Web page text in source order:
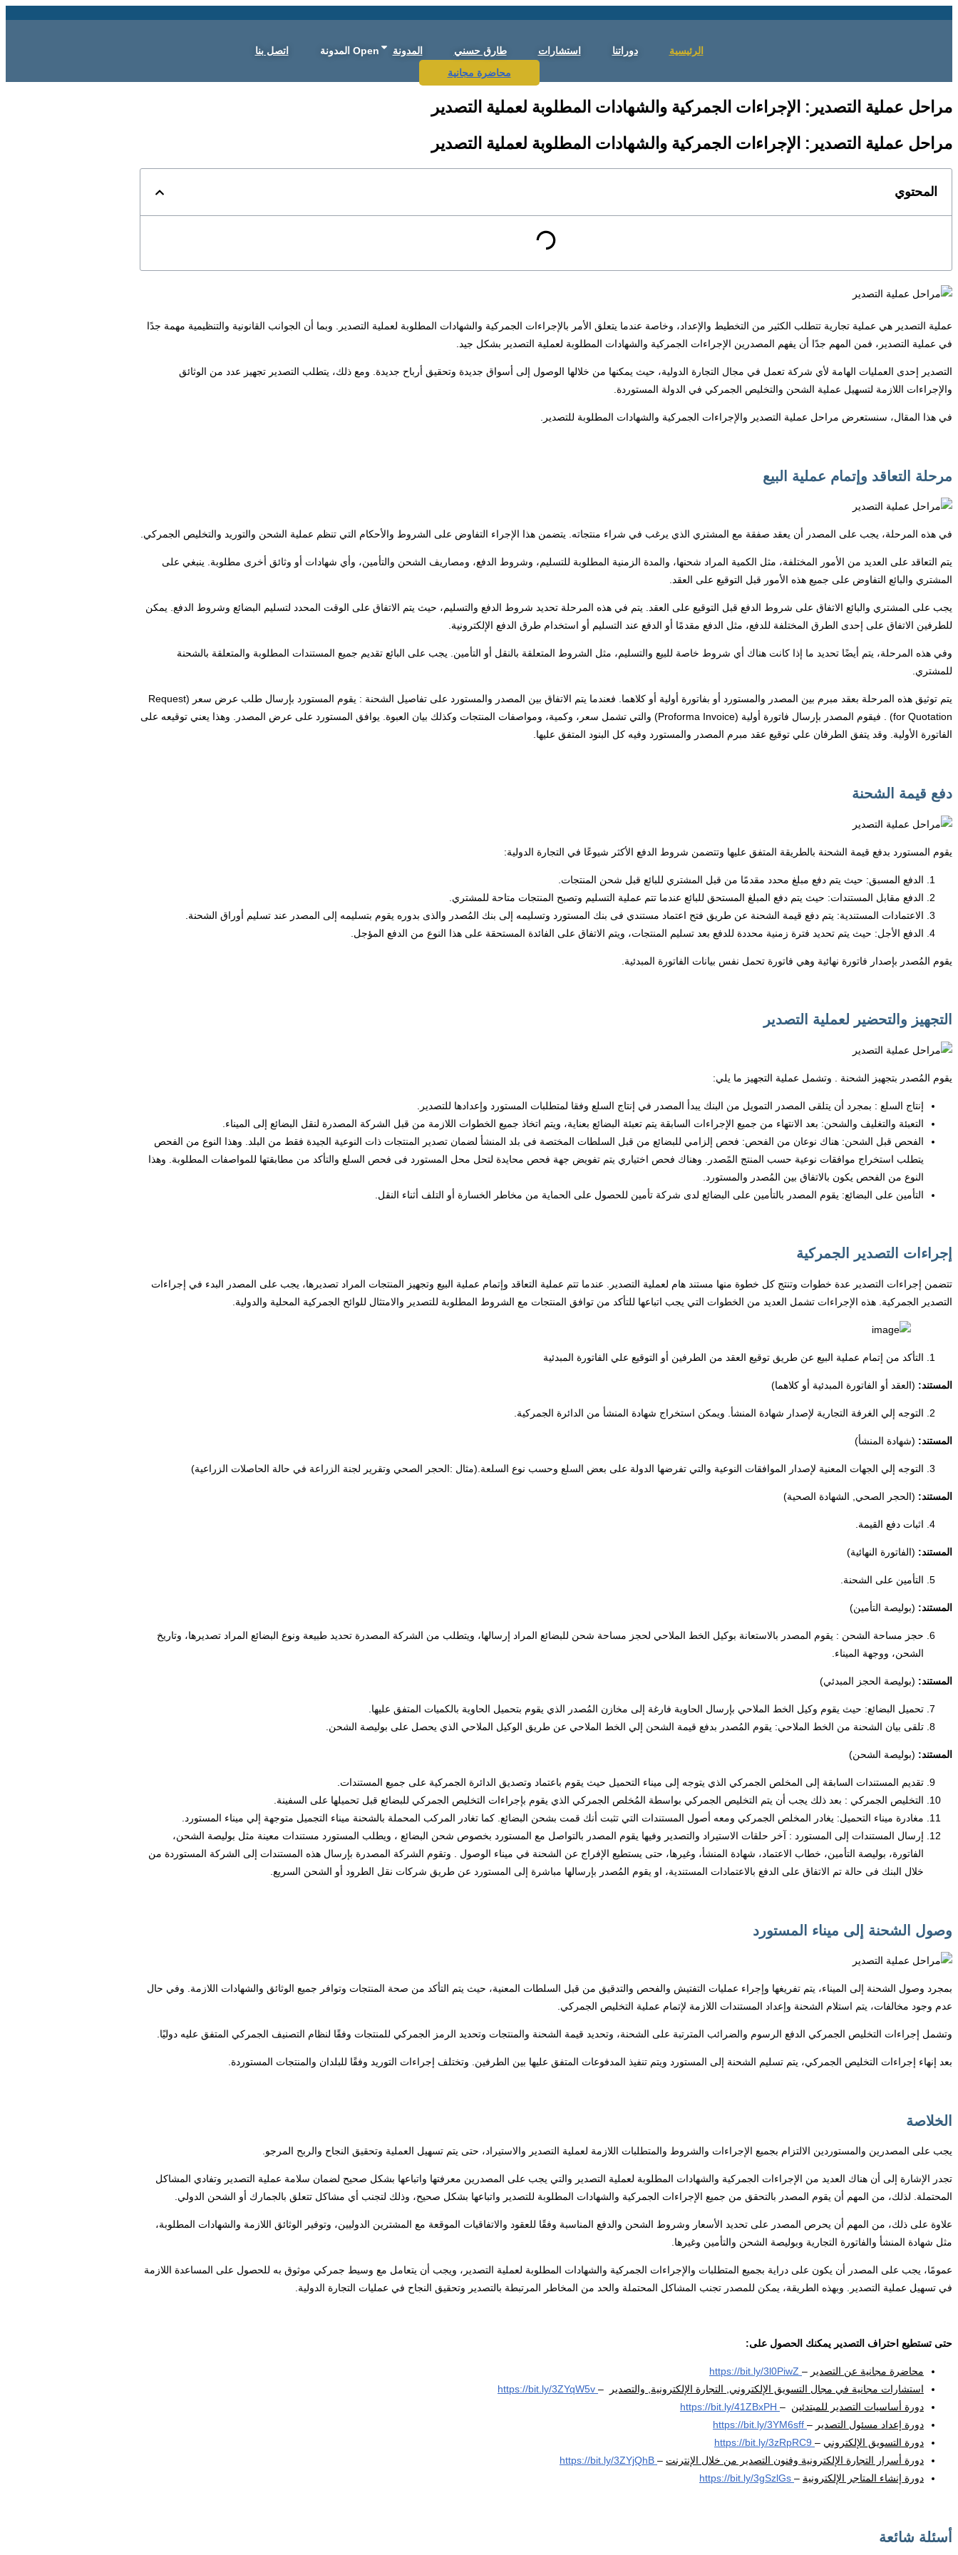
الرئيسية دوراتنا استشارات طارق حسني المدونة Open المدونة
اتصل بنا
محاضرة مجانية
مراحل عملية التصدير: الإجراءات الجمركية والشهادات المطلوبة لعملية التصدير
مراحل عملية التصدير: الإجراءات الجمركية والشهادات المطلوبة لعملية التصدير
المحتوي
عملية التصدير هي عملية تجارية تتطلب الكثير من التخطيط والإعداد، وخاصة عندما يتعلق الأمر بالإجراءات الجمركية والشهادات المطلوبة لعملية التصدير. وبما أن الجوانب القانونية والتنظيمية مهمة جدًا
في عملية التصدير، فمن المهم جدًا أن يفهم المصدرين الإجراءات الجمركية والشهادات المطلوبة لعملية التصدير بشكل جيد.
التصدير إحدى العمليات الهامة لأي شركة تعمل في مجال التجارة الدولية، حيث يمكنها من خلالها الوصول إلى أسواق جديدة وتحقيق أرباح جديدة. ومع ذلك، يتطلب التصدير تجهيز عدد من الوثائق
والإجراءات اللازمة لتسهيل عملية الشحن والتخليص الجمركي في الدولة المستوردة.
في هذا المقال، سنستعرض مراحل عملية التصدير والإجراءات الجمركية والشهادات المطلوبة للتصدير.
مرحلة التعاقد وإتمام عملية البيع
في هذه المرحلة، يجب على المصدر أن يعقد صفقة مع المشتري الذي يرغب في شراء منتجاته. يتضمن هذا الإجراء التفاوض على الشروط والأحكام التي تنظم عملية الشحن والتوريد والتخليص الجمركي.
يتم التعاقد على العديد من الأمور المختلفة، مثل الكمية المراد شحنها، والمدة الزمنية المطلوبة للتسليم، وشروط الدفع، ومصاريف الشحن والتأمين، وأي شهادات أو وثائق أخرى مطلوبة. ينبغي على
المشتري والبائع التفاوض على جميع هذه الأمور قبل التوقيع على العقد.
يجب على المشتري والبائع الاتفاق على شروط الدفع قبل التوقيع على العقد. يتم في هذه المرحلة تحديد شروط الدفع والتسليم، حيث يتم الاتفاق على الوقت المحدد لتسليم البضائع وشروط الدفع. يمكن
للطرفين الاتفاق على إحدى الطرق المختلفة للدفع، مثل الدفع مقدمًا أو الدفع عند التسليم أو استخدام طرق الدفع الإلكترونية.
وفي هذه المرحلة، يتم أيضًا تحديد ما إذا كانت هناك أي شروط خاصة للبيع والتسليم، مثل الشروط المتعلقة بالنقل أو التأمين. يجب على البائع تقديم جميع المستندات المطلوبة والمتعلقة بالشحنة
للمشتري.
يتم توثيق هذه المرحلة بعقد مبرم بين المصدر والمستورد أو بفاتورة أولية أو كلاهما. فعندما يتم الاتفاق بين المصدر والمستورد على تفاصيل الشحنة : يقوم المستورد بإرسال طلب عرض سعر (Request
for Quotation) . فيقوم المصدر بإرسال فاتورة أولية (Proforma Invoice) والتي تشمل سعر، وكمية، ومواصفات المنتجات وكذلك بيان العبوة. يوافق المستورد على عرض المصدر. وهذا يعني توقيعه على
الفاتورة الأولية. وقد يتفق الطرفان علي توقيع عقد مبرم المصدر والمستورد وفيه كل البنود المتفق عليها.
دفع قيمة الشحنة
يقوم المستورد بدفع قيمة الشحنة بالطريقة المتفق عليها وتتضمن شروط الدفع الأكثر شيوعًا في التجارة الدولية:
الدفع المسبق: حيث يتم دفع مبلغ محدد مقدمًا من قبل المشتري للبائع قبل شحن المنتجات.
الدفع مقابل المستندات: حيث يتم دفع المبلغ المستحق للبائع عندما تتم عملية التسليم وتصبح المنتجات متاحة للمشتري.
الاعتمادات المستندية: يتم دفع قيمة الشحنة عن طريق فتح اعتماد مستندي فى بنك المستورد وتسليمه إلى بنك المُصدر والذى بدوره يقوم بتسليمه إلى المصدر عند تسليم أوراق الشحنة.
الدفع الأجل: حيث يتم تحديد فترة زمنية محددة للدفع بعد تسليم المنتجات، ويتم الاتفاق على الفائدة المستحقة على هذا النوع من الدفع المؤجل.
يقوم المُصدر بإصدار فاتورة نهائية وهي فاتورة تحمل نفس بيانات الفاتورة المبدئية.
التجهيز والتحضير لعملية التصدير
يقوم المُصدر بتجهيز الشحنة . وتشمل عملية التجهيز ما يلي:
إنتاج السلع : بمجرد أن يتلقى المصدر التمويل من البنك يبدأ المصدر في إنتاج السلع وفقا لمتطلبات المستورد وإعدادها للتصدير.
التعبئة والتغليف والشحن: بعد الانتهاء من جميع الإجراءات السابقة يتم تعبئة البضائع بعناية، ويتم اتخاذ جميع الخطوات اللازمة من قبل الشركة المصدرة لنقل البضائع إلى الميناء.
الفحص قبل الشحن: هناك نوعان من الفحص: فحص إلزامي للبضائع من قبل السلطات المختصة فى بلد المنشأ لضمان تصدير المنتجات ذات النوعية الجيدة فقط من البلد. وهذا النوع من الفحص
يتطلب استخراج موافقات نوعية حسب المنتج المًصدر. وهناك فحص اختياري يتم تفويض جهة فحص محايدة لتحل محل المستورد فى فحص السلع والتأكد من مطابقتها للمواصفات المطلوبة. وهذا
النوع من الفحص يكون بالاتفاق بين المُصدر والمستورد.
التأمين على البضائع: يقوم المصدر بالتأمين على البضائع لدى شركة تأمين للحصول على الحماية من مخاطر الخسارة أو التلف أثناء النقل.
إجراءات التصدير الجمركية
تتضمن إجراءات التصدير عدة خطوات وتنتج كل خطوة منها مستند هام لعملية التصدير. عندما تتم عملية التعاقد وإتمام عملية البيع وتجهيز المنتجات المراد تصديرها، يجب على المصدر البدء في إجراءات
التصدير الجمركية. هذه الإجراءات تشمل العديد من الخطوات التي يجب اتباعها للتأكد من توافق المنتجات مع الشروط المطلوبة للتصدير والامتثال للوائح الجمركية المحلية والدولية.
التأكد من إتمام عملية البيع عن طريق توقيع العقد من الطرفين أو التوقيع علي الفاتورة المبدئية
المستند: (العقد أو الفاتورة المبدئية أو كلاهما)
التوجه إلي الغرفة التجارية لإصدار شهادة المنشأ. ويمكن استخراج شهادة المنشأ من الدائرة الجمركية.
المستند: (شهادة المنشأ)
التوجه إلي الجهات المعنية لإصدار الموافقات النوعية والتي تفرضها الدولة على بعض السلع وحسب نوع السلعة.(مثال :الحجر الصحي وتقرير لجنة الزراعة في حالة الحاصلات الزراعية)
المستند: (الحجر الصحي, الشهادة الصحية)
اثبات دفع القيمة.
المستند: (الفاتورة النهائية)
التأمين على الشحنة.
المستند: (بوليصة التأمين)
حجز مساحة الشحن : يقوم المصدر بالاستعانة بوكيل الخط الملاحي لحجز مساحة شحن للبضائع المراد إرسالها، ويتطلب من الشركة المصدرة تحديد طبيعة ونوع البضائع المراد تصديرها، وتاريخ
الشحن، ووجهة الميناء.
المستند: (بوليصة الحجز المبدئي)
تحميل البضائع: حيث يقوم وكيل الخط الملاحي بإرسال الحاوية فارغة إلى مخازن المُصدر الذي يقوم بتحميل الحاوية بالكميات المتفق عليها.
تلقى بيان الشحنة من الخط الملاحي: يقوم المُصدر بدفع قيمة الشحن إلي الخط الملاحي عن طريق الوكيل الملاحي الذي يحصل على بوليصة الشحن.
المستند: (بوليصة الشحن)
تقديم المستندات السابقة إلى المخلص الجمركي الذي يتوجه إلى ميناء التحميل حيث يقوم باعتماد وتصديق الدائرة الجمركية على جميع المستندات.
التخليص الجمركي : بعد ذلك يجب أن يتم التخليص الجمركي بواسطة المُخلص الجمركي الذي يقوم بإجراءات التخليص الجمركي للبضائع قبل تحميلها على السفينة.
مغادرة ميناء التحميل: يغادر المخلص الجمركي ومعه أصول المستندات التي تثبت أنك قمت بشحن البضائع. كما تغادر المركب المحملة بالشحنة ميناء التجميل متوجهة إلي ميناء المستورد.
إرسال المستندات إلى المستورد : آخر حلقات الاستيراد والتصدير وفيها يقوم المصدر بالتواصل مع المستورد بخصوص شحن البضائع ، ويطلب المستورد مستندات معينة مثل بوليصة الشحن،
الفاتورة، بوليصة التأمين، خطاب الاعتماد، شهادة المنشأ، وغيرها، حتى يستطيع الإفراج عن الشحنة في ميناء الوصول . وتقوم الشركة المصدرة بإرسال هذه المستندات إلى الشركة المستوردة من
خلال البنك فى حالة تم الاتفاق على الدفع بالاعتمادات المستندية، او يقوم المُصدر بإرسالها مباشرة إلى المستورد عن طريق شركات نقل الطرود أو الشحن السريع.
وصول الشحنة إلى ميناء المستورد
بمجرد وصول الشحنة إلى الميناء، يتم تفريغها وإجراء عمليات التفتيش والفحص والتدقيق من قبل السلطات المعنية، حيث يتم التأكد من صحة المنتجات وتوافر جميع الوثائق والشهادات اللازمة. وفي حال
عدم وجود مخالفات، يتم استلام الشحنة وإعداد المستندات اللازمة لإتمام عملية التخليص الجمركي.
وتشمل إجراءات التخليص الجمركي الدفع الرسوم والضرائب المترتبة على الشحنة، وتحديد قيمة الشحنة والمنتجات وتحديد الرمز الجمركي للمنتجات وفقًا لنظام التصنيف الجمركي المتفق عليه دوليًا.
بعد إنهاء إجراءات التخليص الجمركي، يتم تسليم الشحنة إلى المستورد ويتم تنفيذ المدفوعات المتفق عليها بين الطرفين. وتختلف إجراءات التوريد وفقًا للبلدان والمنتجات المستوردة.
الخلاصة
يجب على المصدرين والمستوردين الالتزام بجميع الإجراءات والشروط والمتطلبات اللازمة لعملية التصدير والاستيراد، حتى يتم تسهيل العملية وتحقيق النجاح والربح المرجو.
تجدر الإشارة إلى أن هناك العديد من الإجراءات الجمركية والشهادات المطلوبة لعملية التصدير والتي يجب على المصدرين معرفتها واتباعها بشكل صحيح لضمان سلامة عملية التصدير وتفادي المشاكل
المحتملة. لذلك، من المهم أن يقوم المصدر بالتحقق من جميع الإجراءات الجمركية والشهادات المطلوبة للتصدير واتباعها بشكل صحيح، وذلك لتجنب أي مشاكل تتعلق بالجمارك أو الشحن الدولي.
علاوة على ذلك، من المهم أن يحرص المصدر على تحديد الأسعار وشروط الشحن والدفع المناسبة وفقًا للعقود والاتفاقيات الموقعة مع المشترين الدوليين، وتوفير الوثائق اللازمة والشهادات المطلوبة،
مثل شهادة المنشأ والفاتورة التجارية وبوليصة الشحن والتأمين وغيرها.
عمومًا، يجب على المصدر أن يكون على دراية بجميع المتطلبات والإجراءات الجمركية والشهادات المطلوبة لعملية التصدير، ويجب أن يتعامل مع وسيط جمركي موثوق به للحصول على المساعدة اللازمة
في تسهيل عملية التصدير. وبهذه الطريقة، يمكن للمصدر تجنب المشاكل المحتملة والحد من المخاطر المرتبطة بالتصدير وتحقيق النجاح في عمليات التجارة الدولية.
حتى تستطيع احتراف التصدير يمكنك الحصول على:
محاضرة مجانية عن التصدير –
استشارات مجانية في مجال التسويق الإلكتروني, التجارة الإلكترونية, والتصدير
–
دورة أساسيات التصدير للمبتدئين –
دورة إعداد مسئول التصدير –
دورة التسويق الإلكتروني –
دورة أسرار التجارة الإلكترونية وفنون التصدير من خلال الإنترنت –
دورة إنشاء المتاجر الإلكترونية –
أسئلة شائعة